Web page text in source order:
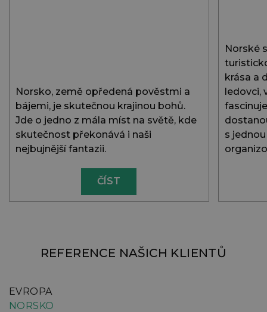
Norsko, země opředená pověstmi a
bájemi, je skutečnou krajinou bohů.
Jde o jedno z mála míst na světě, kde
skutečnost překonává i naši
nejbujnější fantazii.
ČÍST
Norské
krása a
ledovci,
s
REFERENCE NAŠICH KLIENTŮ
EVROPA
NORSKO